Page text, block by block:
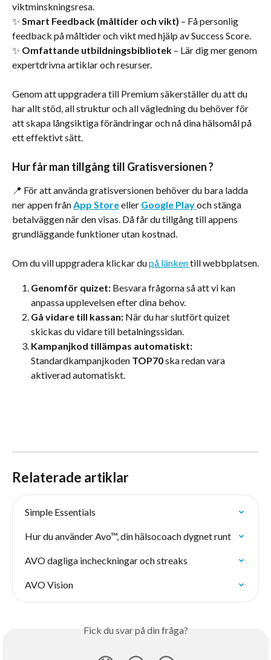
viktminskningsresa.
✨ Smart Feedback (måltider och vikt) – Få personlig
feedback på måltider och vikt med hjälp av Success Score.
✨ Omfattande utbildningsbibliotek – Lär dig mer genom
expertdrivna artiklar och resurser.
Genom att uppgradera till Premium säkerställer du att du
har allt stöd, all struktur och all vägledning du behöver för
att skapa långsiktiga förändringar och nå dina hälsomål på
ett effektivt sätt.
Hur får man tillgång till Gratisversionen ?
📍 För att använda gratisversionen behöver du bara ladda
ner appen från App Store eller Google Playoch stänga
betalväggen när den visas. Då får du tillgång till appens
grundläggande funktioner utan kostnad.
Om du vill uppgradera klickar du på länken till webbplatsen.
Genomför quizet: Besvara frågorna så att vi kan
anpassa upplevelsen efter dina behov.
Gå vidare till kassan: När du har slutfört quizet
skickas du vidare till betalningssidan.
Kampanjkod tillämpas automatiskt:
Standardkampanjkoden TOP70 ska redan vara
aktiverad automatiskt.
Relaterade artiklar
Simple Essentials
Hur du använder Avo™, din hälsocoach dygnet runt
AVO dagliga incheckningar och streaks
AVO Vision
Fick du svar på din fråga?